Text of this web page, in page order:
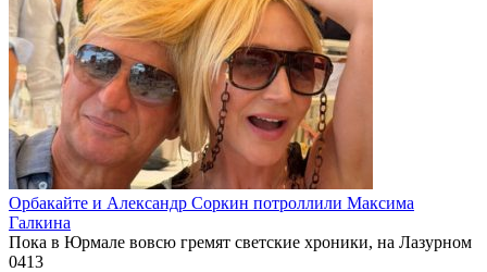
Орбакайте и Александр Соркин потроллили Максима
Галкина
Пока в Юрмале вовсю гремят светские хроники, на Лазурном
0413